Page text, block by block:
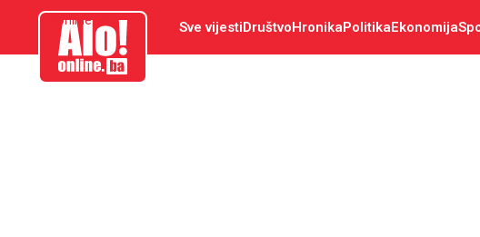
aloonline.ba Sve vijestiDruštvoHronikaPolitikaEkonomija